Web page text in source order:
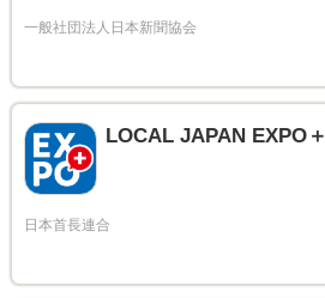
LOCAL JAPAN EXPO＋